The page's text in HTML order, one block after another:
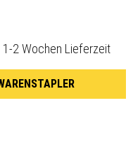
1-2 Wochen Lieferzeit